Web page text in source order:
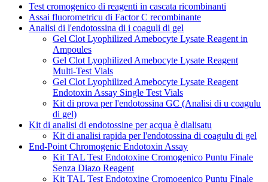
Test cromogenico di reagenti in cascata ricombinanti
Assai fluorometricu di Factor C recombinante
Analisi di l'endotossina di i coaguli di gel
Gel Clot Lyophilized Amebocyte Lysate Reagent in
Ampoules
Gel Clot Lyophilized Amebocyte Lysate Reagent
Multi-Test Vials
Gel Clot Lyophilized Amebocyte Lysate Reagent
Endotoxin Assay Single Test Vials
Kit di prova per l'endotossina GC (Analisi di u coagulu
di gel)
Kit di analisi di endotossine per acqua è dialisatu
Kit di analisi rapida per l'endotossina di coagulu di gel
End-Point Chromogenic Endotoxin Assay
Kit TAL Test Endotoxine Cromogenico Puntu Finale
Senza Diazo Reagent
Kit TAL Test Endotoxine Cromogenico Puntu Finale